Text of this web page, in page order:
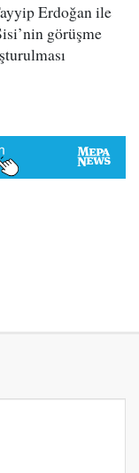
Erdoğan ile
görüşme